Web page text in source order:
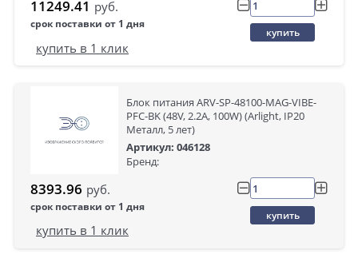
11249.41 руб.
срок поставки от 1 дня
купить
купить в 1 клик
Блок питания ARV-SP-48100-MAG-VIBE-
PFC-BK (48V, 2.2A, 100W) (Arlight, IP20
Металл, 5 лет)
Артикул: 046128
Бренд:
8393.96 руб.
срок поставки от 1 дня
купить
купить в 1 клик